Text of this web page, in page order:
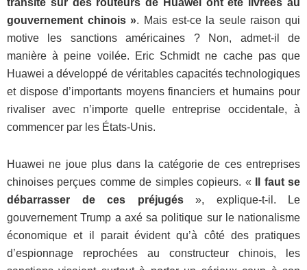
transité sur des routeurs de Huawei ont été livrées au
gouvernement chinois ». Mais est-ce la seule raison qui
motive les sanctions américaines ? Non, admet-il de
manière à peine voilée. Eric Schmidt ne cache pas que
Huawei a développé de véritables capacités technologiques
et dispose d’importants moyens financiers et humains pour
rivaliser avec n’importe quelle entreprise occidentale, à
commencer par les États-Unis.
Huawei ne joue plus dans la catégorie de ces entreprises
chinoises perçues comme de simples copieurs. «
Il faut se
débarrasser de ces préjugés», explique-t-il. Le
gouvernement Trump a axé sa politique sur le nationalisme
économique et il parait évident qu’à côté des pratiques
d’espionnage reprochées au constructeur chinois, les